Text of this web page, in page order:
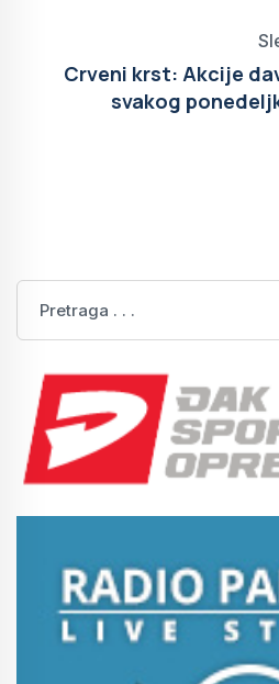
Crveni krst: Akcije
svakog